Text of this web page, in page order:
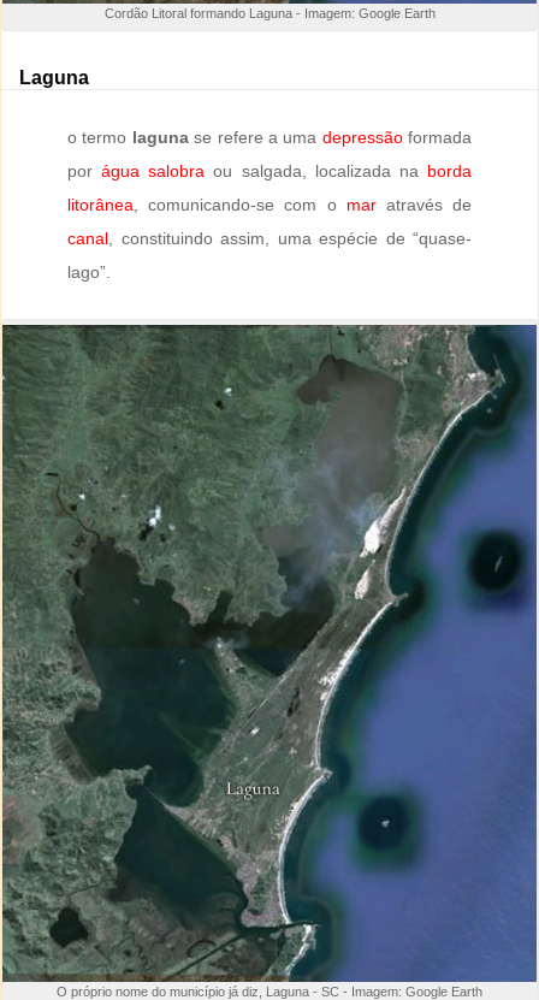
Cordão Litoral formando Laguna - Imagem: Google Earth
Laguna
o termo lagunase refere a uma depressãoformada
porágua salobra ou salgada, localizada na borda
litorânea , comunicando-se com o maratravés de
canal , constituindo assim, uma espécie de “quase-
lago”.
O próprio nome do município já diz, Laguna - SC - Imagem: Google Earth